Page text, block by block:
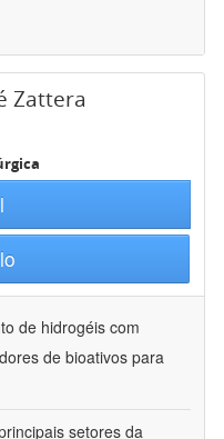
Zattera
de hidrogéis com
de bioativos para
setores da